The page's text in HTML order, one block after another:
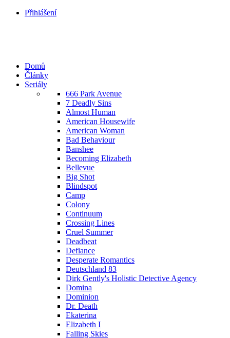
Přihlášení
Domů
Články
Seriály
666 Park Avenue
7 Deadly Sins
Almost Human
American Housewife
American Woman
Bad Behaviour
Banshee
Becoming Elizabeth
Bellevue
Big Shot
Blindspot
Camp
Colony
Continuum
Crossing Lines
Cruel Summer
Deadbeat
Defiance
Desperate Romantics
Deutschland 83
Dirk Gently's Holistic Detective Agency
Domina
Dominion
Dr. Death
Ekaterina
Elizabeth I
Falling Skies